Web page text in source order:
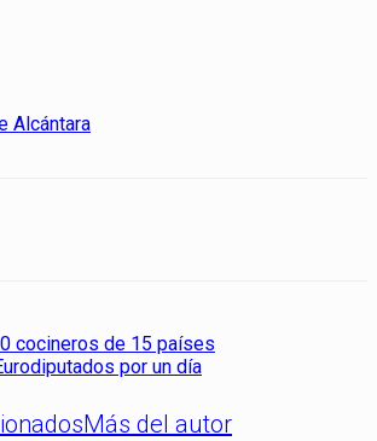
Alcántara
cocineros de 15 países
por un día
Más del autor